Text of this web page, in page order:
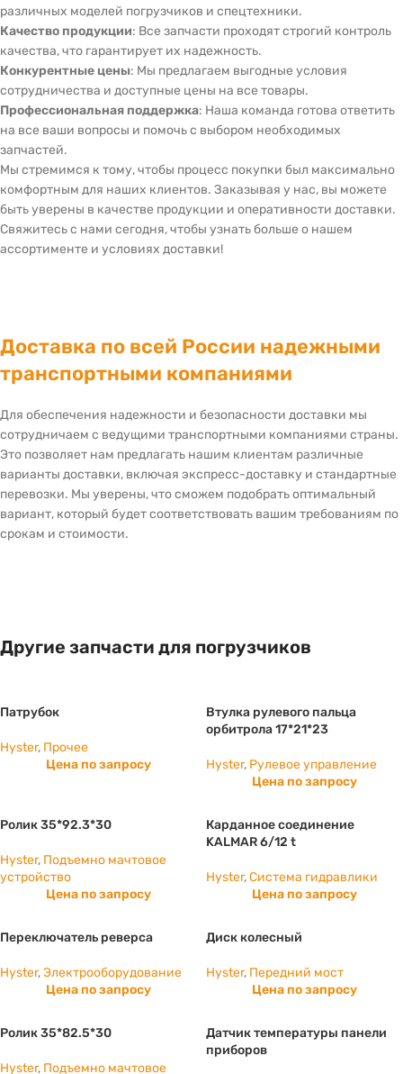
различных моделей погрузчиков и спецтехники.
Качество продукции: Все запчасти проходят строгий контроль
качества, что гарантирует их надежность.
Конкурентные цены: Мы предлагаем выгодные условия
сотрудничества и доступные цены на все товары.
Профессиональная поддержка: Наша команда готова ответить
на все ваши вопросы и помочь с выбором необходимых
запчастей.
Мы стремимся к тому, чтобы процесс покупки был максимально
комфортным для наших клиентов. Заказывая у нас, вы можете
быть уверены в качестве продукции и оперативности доставки.
Свяжитесь с нами сегодня, чтобы узнать больше о нашем
ассортименте и условиях доставки!
Доставка по всей России надежными
транспортными компаниями
Для обеспечения надежности и безопасности доставки мы
сотрудничаем с ведущими транспортными компаниями страны.
Это позволяет нам предлагать нашим клиентам различные
варианты доставки, включая экспресс-доставку и стандартные
перевозки. Мы уверены, что сможем подобрать оптимальный
вариант, который будет соответствовать вашим требованиям по
срокам и стоимости.
Другие запчасти для погрузчиков
Патрубок
Hyster, Прочее
Цена по запросу
Втулка рулевого пальца
орбитрола 17*21*23
Hyster, Рулевое управление
Цена по запросу
Ролик 35*92.3*30
Hyster, Подъемно мачтовое
устройство
Цена по запросу
Карданное соединение
KALMAR 6/12 t
Hyster,Система гидравлики
Цена по запросу
Переключатель реверса
Hyster,Электрооборудование
Цена по запросу
Диск колесный
Hyster, Передний мост
Цена по запросу
Ролик 35*82.5*30
Hyster, Подъемно мачтовое
Датчик температуры панели
приборов